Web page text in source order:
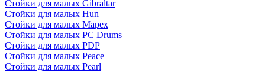
Стойки для малых Gibraltar
Стойки для малых Hun
Стойки для малых Mapex
Стойки для малых PC Drums
Стойки для малых PDP
Стойки для малых Peace
Стойки для малых Pearl